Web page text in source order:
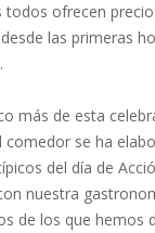
todos ofrecen
las primeras
más de esta
comedor se ha
del día de
nuestra
de los que hemos